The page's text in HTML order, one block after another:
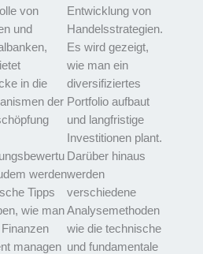
von
und
in die
der
werden
Tipps
wie man
managen
Entwicklung von
Handelsstrategien.
Es wird gezeigt,
wie man ein
diversifiziertes
Portfolio aufbaut
und langfristige
Investitionen plant.
Darüber hinaus
werden
verschiedene
Analysemethoden
wie die technische
und fundamentale